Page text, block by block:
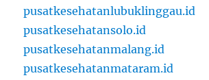
pusatkesehatanlubuklinggau.id
pusatkesehatansolo.id
pusatkesehatanmalang.id
pusatkesehatanmataram.id